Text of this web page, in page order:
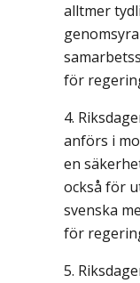
alltmer
för
anförs i
en
också för
svenska
för